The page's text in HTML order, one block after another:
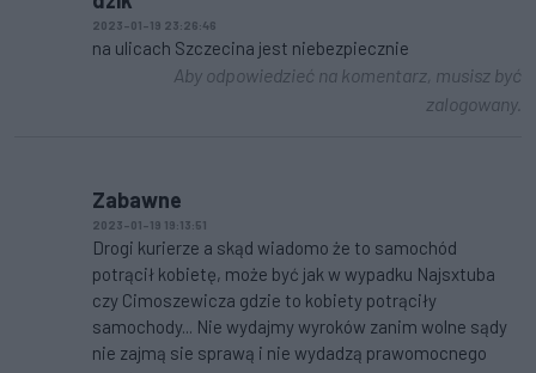
2023-01-19 23:26:46
na ulicach Szczecina jest niebezpiecznie
Aby odpowiedzieć na komentarz, musisz być
zalogowany.
Zabawne
2023-01-19 19:13:51
Drogi kurierze a skąd wiadomo że to samochód
potrącił kobietę, może być jak w wypadku Najsxtuba
czy Cimoszewicza gdzie to kobiety potrąciły
samochody... Nie wydajmy wyroków zanim wolne sądy
nie zajmą sie sprawą i nie wydadzą prawomocnego